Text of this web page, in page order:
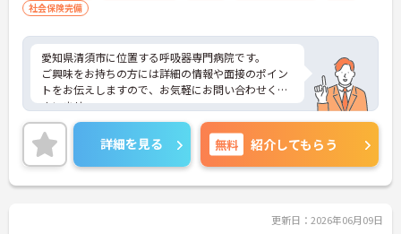
社会保険完備
愛知県清須市に位置する呼吸器専門病院です。
ご興味をお持ちの方には詳細の情報や面接のポイン
トをお伝えしますので、お気軽にお問い合わせくだ
さいませ。
詳細を見る 無料 紹介してもらう
更新日：2026年06月09日